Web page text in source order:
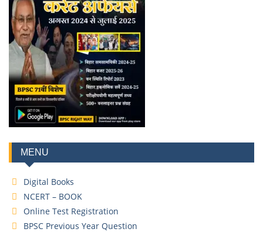
MENU
Digital Books
NCERT – BOOK
Online Test Registration
BPSC Previous Year Question